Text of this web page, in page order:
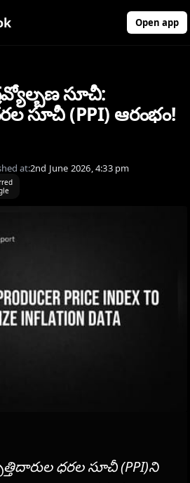
Open app
సూచీ:
సూచీ (PPI) ఆరంభం!
at:2nd June 2026, 4:33 pm
ధరల సూచీ (PPI)ని